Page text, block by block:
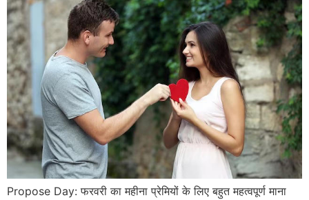
Propose Day: फरवरी का महीना प्रेमियों के लिए बहुत महत्वपूर्ण माना